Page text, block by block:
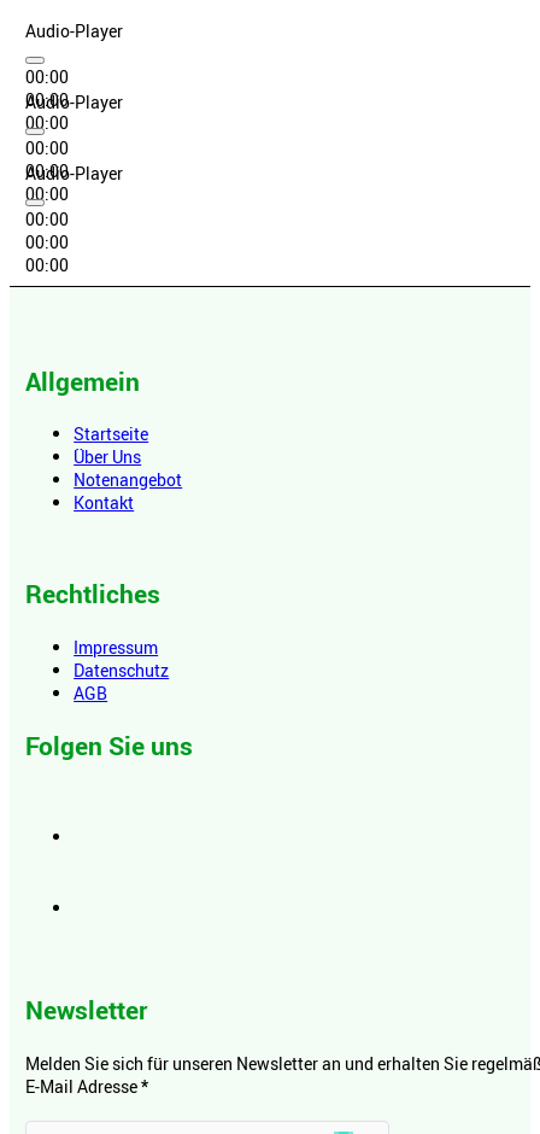
Audio-Player
00:00
00:00
00:00
Audio-Player
00:00
00:00
00:00
Audio-Player
00:00
00:00
00:00
Allgemein
Startseite
Über Uns
Notenangebot
Kontakt
Rechtliches
Impressum
Datenschutz
AGB
Folgen Sie uns
Newsletter
Melden Sie sich für unseren Newsletter an und erhalten Sie
E-Mail Adresse*